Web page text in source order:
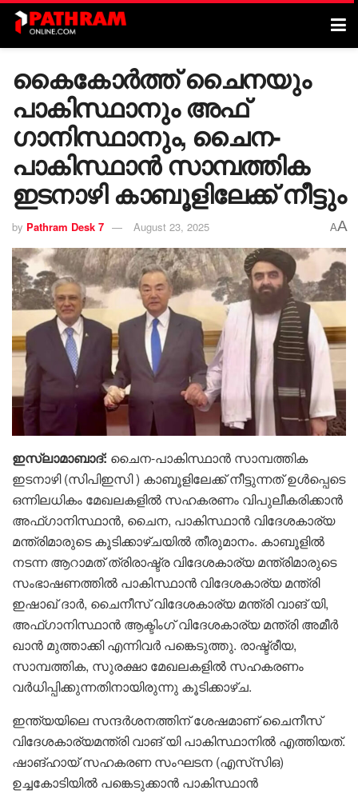
കൈകോർത്ത് ചൈനയും
പാകിസ്ഥാനും അഫ്​
ഗാനിസ്ഥാനും, ചൈന-
പാകിസ്ഥാൻ സാമ്പത്തിക
ഇടനാഴി കാബൂളിലേക്ക് നീട്ടും
by Pathram Desk 7 August 23, 2025 AA
ഇസ്ലാമാബാദ്: ചൈന-പാകിസ്ഥാൻ സാമ്പത്തിക
ഇടനാഴി (സിപിഇസി ) കാബൂളിലേക്ക് നീട്ടുന്നത് ഉൾപ്പെടെ
ഒന്നിലധികം മേഖലകളിൽ സഹകരണം വിപുലീകരിക്കാൻ
അഫ്ഗാനിസ്ഥാൻ, ചൈന, പാകിസ്ഥാൻ വിദേശകാര്യ
മന്ത്രിമാരുടെ കൂടിക്കാഴ്ചയിൽ തീരുമാനം. കാബൂളിൽ
നടന്ന ആറാമത് ത്രിരാഷ്ട്ര വിദേശകാര്യ മന്ത്രിമാരുടെ
സംഭാഷണത്തിൽ പാകിസ്ഥാൻ വിദേശകാര്യ മന്ത്രി
ഇഷാഖ് ദാർ, ചൈനീസ് വിദേശകാര്യ മന്ത്രി വാങ് യി,
അഫ്ഗാനിസ്ഥാൻ ആക്ടിംഗ് വിദേശകാര്യ മന്ത്രി അമീർ
ഖാൻ മുത്താക്കി എന്നിവർ പങ്കെടുത്തു. രാഷ്ട്രീയ,
സാമ്പത്തിക, സുരക്ഷാ മേഖലകളിൽ സഹകരണം
വർധിപ്പിക്കുന്നതിനായിരുന്നു കൂടിക്കാഴ്ച.
ഇന്ത്യയിലെ സന്ദർശനത്തിന് ശേഷമാണ് ചൈനീസ്
വിദേശകാര്യമന്ത്രി വാങ് യി പാകിസ്ഥാനിൽ എത്തിയത്.
ഷാങ്ഹായ് സഹകരണ സംഘടന (എസ്‌സി‌ഒ)
ഉച്ചകോടിയിൽ പങ്കെടുക്കാൻ പാകിസ്ഥാൻ